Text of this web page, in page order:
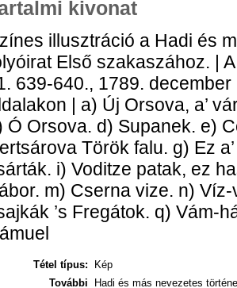
kivonat
illusztráció a Hadi és
Első szakaszához. |
639-640., 1789.
| a) Új Orsova, a’
Ó Orsova. d) Supanek. e)
Török falu. g) Ez
i) Voditze patak, ez
m) Cserna vize. n)
’s Fregátok. q) Vám-
Tétel típus:
Kép
További
Hadi és más nevezetes